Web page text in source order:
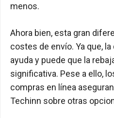
menos.
Ahora bien, esta gran
costes de envío. Ya que,
ayuda y puede que la
significativa. Pese a ello,
compras en línea
Techinn sobre otras